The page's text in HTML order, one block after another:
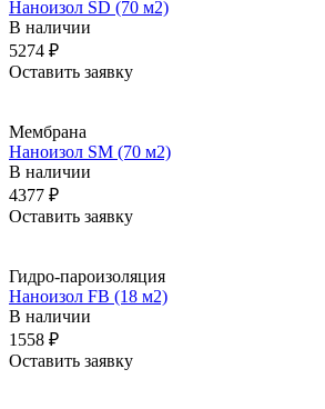
Наноизол SD (70 м2)
В наличии
5274 ₽
Оставить заявку
Мембрана
Наноизол SM (70 м2)
В наличии
4377 ₽
Оставить заявку
Гидро-пароизоляция
Наноизол FB (18 м2)
В наличии
1558 ₽
Оставить заявку